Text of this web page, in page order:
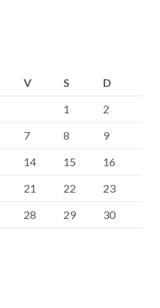
V S
D
1
2
7 8
9
14 15
16
21 22
23
28 29
30